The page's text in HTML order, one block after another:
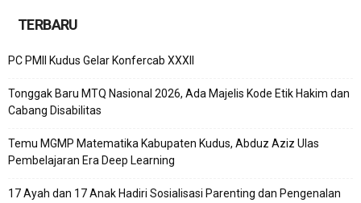
TERBARU
PC PMII Kudus Gelar Konfercab XXXII
Tonggak Baru MTQ Nasional 2026, Ada Majelis Kode Etik Hakim dan
Cabang Disabilitas
Temu MGMP Matematika Kabupaten Kudus, Abduz Aziz Ulas
Pembelajaran Era Deep Learning
17 Ayah dan 17 Anak Hadiri Sosialisasi Parenting dan Pengenalan